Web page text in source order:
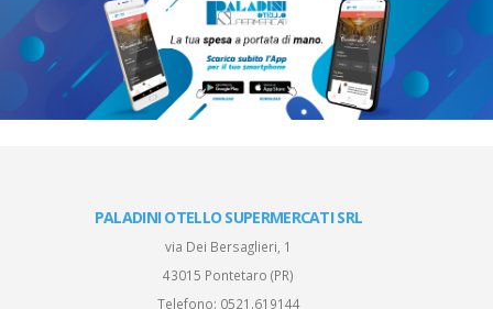
PALADINI OTELLO SUPERMERCATI SRL
via Dei Bersaglieri, 1
43015 Pontetaro (PR)
Telefono: 0521.619144